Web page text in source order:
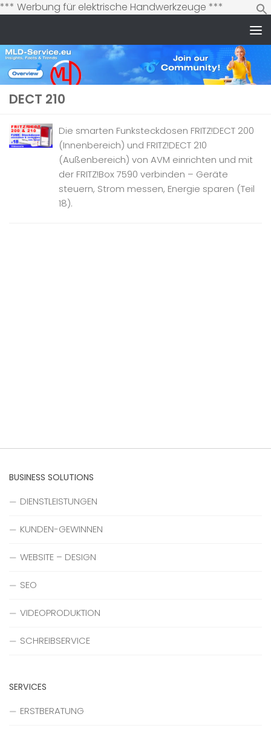
*** Werbung für elektrische Handwerkzeuge ***
Inhalt
DECT 210
Die smarten Funksteckdosen FRITZ!DECT 200
(Innenbereich) und FRITZ!DECT 210
(Außenbereich) von AVM einrichten und mit
der FRITZ!Box 7590 verbinden – Geräte
steuern, Strom messen, Energie sparen (Teil
18).
BUSINESS SOLUTIONS
DIENSTLEISTUNGEN
KUNDEN-GEWINNEN
WEBSITE – DESIGN
SEO
VIDEOPRODUKTION
SCHREIBSERVICE
SERVICES
ERSTBERATUNG